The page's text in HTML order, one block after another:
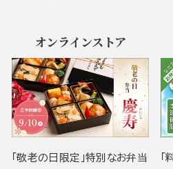
オンラインストア
「敬老の日限定」特別なお弁当
「